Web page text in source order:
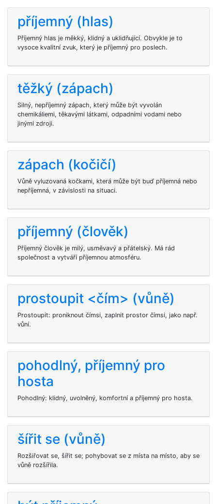
příjemný (hlas)
Příjemný hlas je měkký, klidný a uklidňující. Obvykle je to
vysoce kvalitní zvuk, který je příjemný pro poslech.
těžký (zápach)
Silný, nepříjemný zápach, který může být vyvolán
chemikáliemi, těkavými látkami, odpadními vodami nebo
jinými zdroji.
zápach (kočičí)
Vůně vyluzovaná kočkami, která může být buď příjemná nebo
nepříjemná, v závislosti na situaci.
příjemný (člověk)
Příjemný člověk je milý, usměvavý a přátelský. Má rád
společnost a vytváří příjemnou atmosféru.
prostoupit <čím> (vůně)
Prostoupit: proniknout čímsi, zaplnit prostor čímsi, jako např.
vůní.
pohodlný, příjemný pro
hosta
Pohodlný: klidný, uvolněný, komfortní a příjemný pro hosta.
šířit se (vůně)
Rozšiřovat se, šířit se; pohybovat se z místa na místo, aby se
vůně rozšířila.